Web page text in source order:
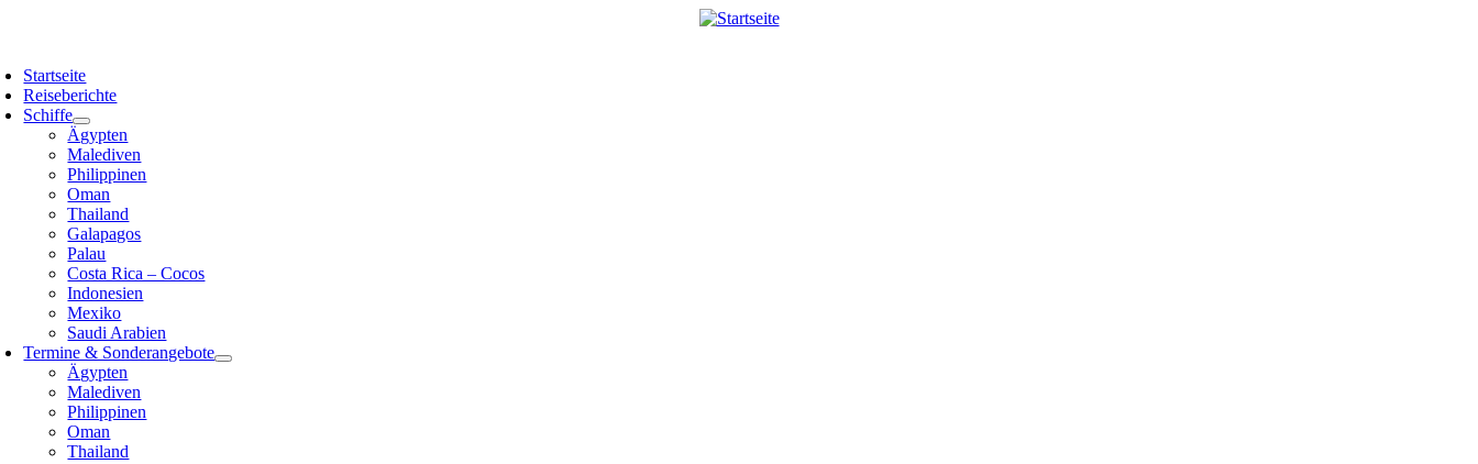
Startseite
Reiseberichte
Schiffe
Ägypten
Malediven
Philippinen
Oman
Thailand
Galapagos
Palau
Costa Rica – Cocos
Indonesien
Mexiko
Saudi Arabien
Termine & Sonderangebote
Ägypten
Malediven
Philippinen
Oman
Thailand